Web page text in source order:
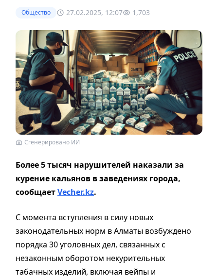
Общество 27.02.2025, 12:07 1,703
Сгенерировано ИИ
Более 5 тысяч нарушителей наказали за
курение кальянов в заведениях города,
сообщаетVecher.kz.
С момента вступления в силу новых
законодательных норм в Алматы возбуждено
порядка 30 уголовных дел, связанных с
незаконным оборотом некурительных
табачных изделий, включая вейпы и